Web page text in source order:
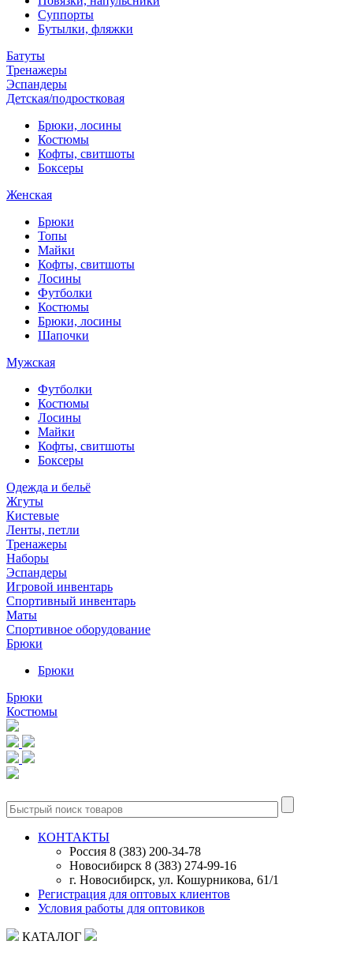
Суппорты
Бутылки, фляжки
Батуты
Тренажеры
Эспандеры
Детская/подростковая
Брюки, лосины
Костюмы
Кофты, свитшоты
Боксеры
Женская
Брюки
Топы
Майки
Кофты, свитшоты
Лосины
Футболки
Костюмы
Брюки, лосины
Шапочки
Мужская
Футболки
Костюмы
Лосины
Майки
Кофты, свитшоты
Боксеры
Одежда и бельё
Жгуты
Кистевые
Ленты, петли
Тренажеры
Наборы
Эспандеры
Игровой инвентарь
Спортивный инвентарь
Маты
Спортивное оборудование
Брюки
Брюки
Брюки
Костюмы
КОНТАКТЫ
Россия 8 (383) 200-34-78
Новосибирск 8 (383) 274-99-16
г. Новосибирск, ул. Кошурникова, 61/1
Регистрация для оптовых клиентов
Условия работы для оптовиков
КАТАЛОГ